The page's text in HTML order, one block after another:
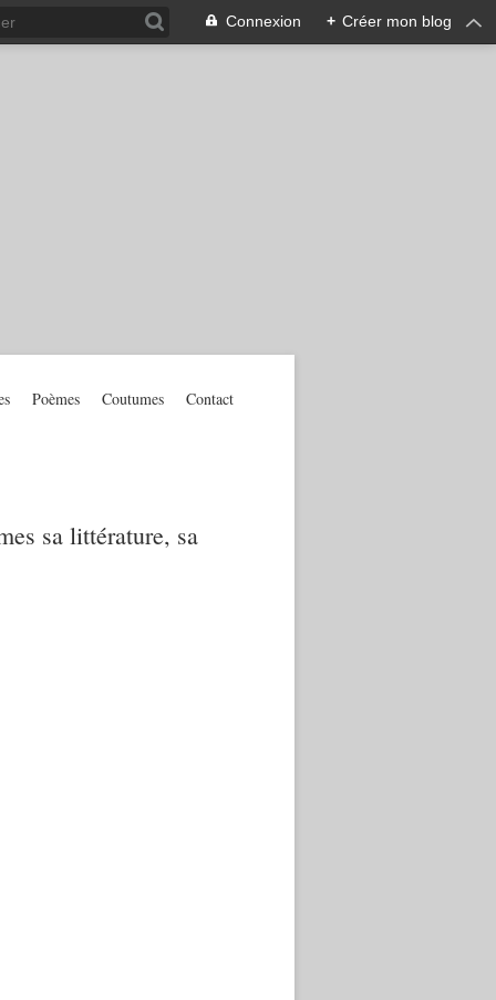
Connexion + Créer mon blog
sa littérature, sa
Poèmes Coutumes Contact